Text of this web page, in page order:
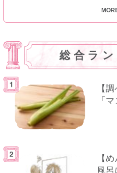
総合ラ
【
「
【
風